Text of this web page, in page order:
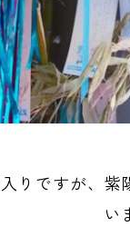
りですが、
い